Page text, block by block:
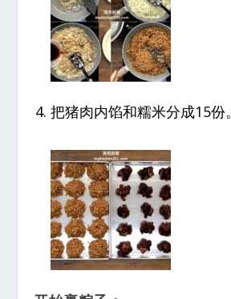
把猪肉内馅和糯米分成15份。